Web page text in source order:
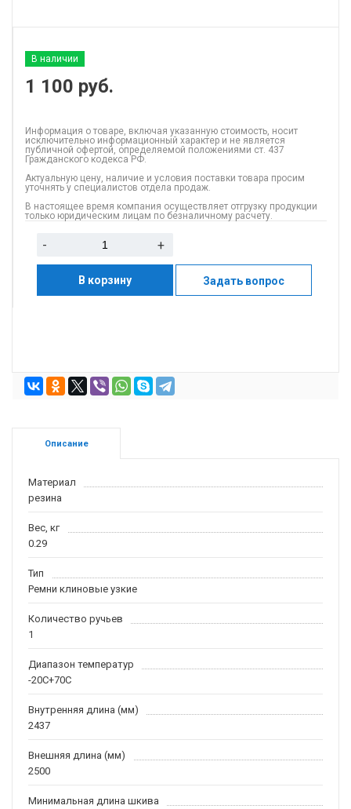
В наличии
1 100 руб.
Информация о товаре, включая указанную стоимость, носит
исключительно информационный характер и не является
публичной офертой, определяемой положениями ст. 437
Гражданского кодекса РФ.
Актуальную цену, наличие и условия поставки товара просим
уточнять у специалистов отдела продаж.
В настоящее время компания осуществляет отгрузку продукции
только юридическим лицам по безналичному расчету.
- +
В корзину Задать вопрос
Описание
Материал
резина
Вес, кг
0.29
Тип
Ремни клиновые узкие
Количество ручьев
1
Диапазон температур
-20С+70С
Внутренняя длина (мм)
2437
Внешняя длина (мм)
2500
Минимальная длина шкива